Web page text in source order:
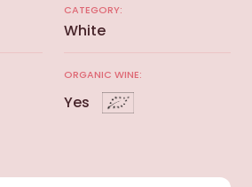
CATEGORY:
White
ORGANIC WINE:
Yes